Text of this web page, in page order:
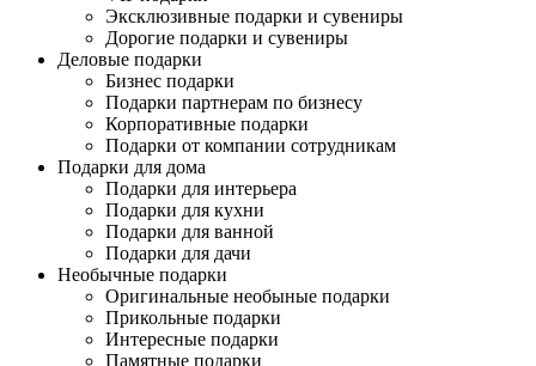
Эксклюзивные подарки и сувениры
Дорогие подарки и сувениры
Деловые подарки
Бизнес подарки
Подарки партнерам по бизнесу
Корпоративные подарки
Подарки от компании сотрудникам
Подарки для дома
Подарки для интерьера
Подарки для кухни
Подарки для ванной
Подарки для дачи
Необычные подарки
Оригинальные необыные подарки
Прикольные подарки
Интересные подарки
Памятные подарки